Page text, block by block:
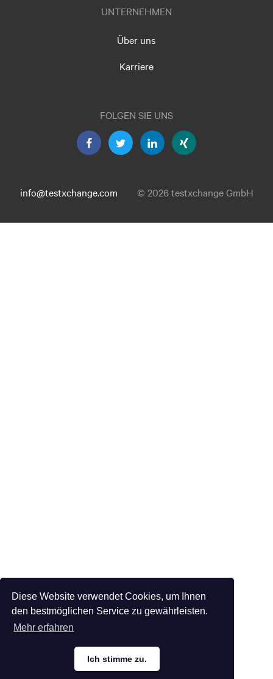
Diese Website verwendet Cookies, um Ihnen
den bestmöglichen Service zu gewährleisten.
Mehr erfahren
Ich stimme zu.
UNTERNEHMEN
Über uns
Karriere
FOLGEN SIE UNS
info@testxchange.com © 2026 testxchange GmbH